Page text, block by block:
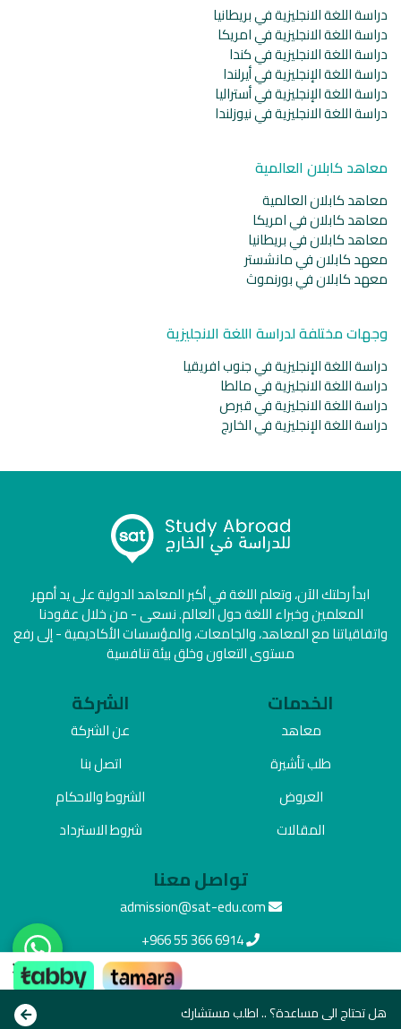
دراسة اللغة الانجليزية في بريطانيا
دراسة اللغة الانجليزية في امريكا
دراسة اللغة الانجليزية في كندا
دراسة اللغة الإنجليزية في أيرلندا
دراسة اللغة الإنجليزية في أستراليا
دراسة اللغة الانجليزية في نيوزلندا
معاهد كابلان العالمية
معاهد كابلان العالمية
معاهد كابلان في امريكا
معاهد كابلان في بريطانيا
معهد كابلان في مانشستر
معهد كابلان في بورنموث
وجهات مختلفة لدراسة اللغة الانجليزية
دراسة اللغة الإنجليزية في جنوب افريقيا
دراسة اللغة الانجليزية في مالطا
دراسة اللغة الانجليزية في قبرص
دراسة اللغة الإنجليزية في الخارج
ابدأ رحلتك الآن، وتعلم اللغة في أكبر المعاهد الدولية على يد أمهر
المعلمين وخبراء اللغة حول العالم. نسعى - من خلال عقودنا
واتفاقياتنا مع المعاهد، والجامعات، والمؤسسات الأكاديمية - إلى رفع
مستوى التعاون وخلق بيئة تنافسية
الخدمات
معاهد
طلب تأشيرة
العروض
المقالات
الشركة
عن الشركة
اتصل بنا
الشروط والاحكام
شروط الاسترداد
تواصل معنا
admission@sat-edu.com
+966 55 366 6914
Office Number 10, 4516 Imam Saud Bin Abdulaziz Bin
Mohammed Rd, Al Muruj Dist., Riyadh 12282
هل تحتاج الى مساعدة؟ .. اطلب مستشارك
×